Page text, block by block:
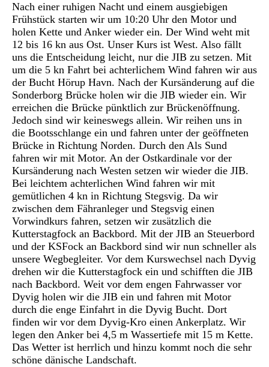
Nach einer ruhigen Nacht und einem ausgiebigen
Frühstück starten wir um 10:20 Uhr den Motor und
holen Kette und Anker wieder ein. Der Wind weht mit
12 bis 16 kn aus Ost. Unser Kurs ist West. Also fällt
uns die Entscheidung leicht, nur die JIB zu setzen. Mit
um die 5 kn Fahrt bei achterlichem Wind fahren wir aus
der Bucht Hörup Havn. Nach der Kursänderung auf die
Sonderborg Brücke holen wir die JIB wieder ein. Wir
erreichen die Brücke pünktlich zur Brückenöffnung.
Jedoch sind wir keineswegs allein. Wir reihen uns in
die Bootsschlange ein und fahren unter der geöffneten
Brücke in Richtung Norden. Durch den Als Sund
fahren wir mit Motor. An der Ostkardinale vor der
Kursänderung nach Westen setzen wir wieder die JIB.
Bei leichtem achterlichen Wind fahren wir mit
gemütlichen 4 kn in Richtung Stegsvig. Da wir
zwischen dem Fähranleger und Stegsvig einen
Vorwindkurs fahren, setzen wir zusätzlich die
Kutterstagfock an Backbord. Mit der JIB an Steuerbord
und der KSFock an Backbord sind wir nun schneller als
unsere Wegbegleiter. Vor dem Kurswechsel nach Dyvig
drehen wir die Kutterstagfock ein und schifften die JIB
nach Backbord. Weit vor dem engen Fahrwasser vor
Dyvig holen wir die JIB ein und fahren mit Motor
durch die enge Einfahrt in die Dyvig Bucht. Dort
finden wir vor dem Dyvig-Kro einen Ankerplatz. Wir
legen den Anker bei 4,5 m Wassertiefe mit 15 m Kette.
Das Wetter ist herrlich und hinzu kommt noch die sehr
schöne dänische Landschaft.